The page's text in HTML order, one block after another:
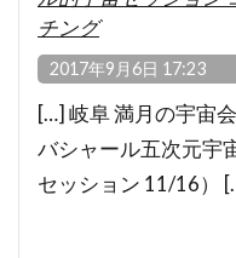
チング
2017年9月6日 17:23
[…] 岐阜 満月の宇宙
バシャール五次元
セッション 11/16）